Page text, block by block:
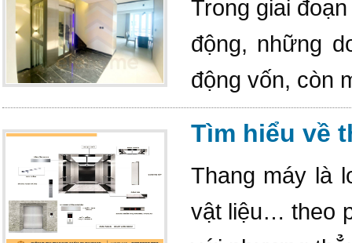
Trong giai
động, những
động vốn, còn
Tìm hiểu về
Thang máy là
vật liệu… theo